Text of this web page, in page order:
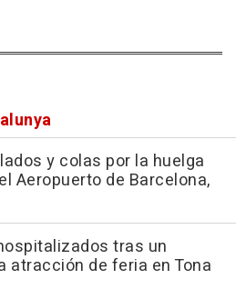
y colas por la huelga
Aeropuerto de Barcelona,
tras un
atracción de feria en Tona